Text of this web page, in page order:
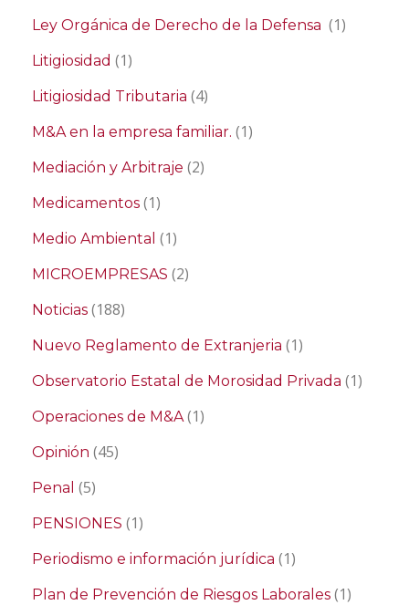
Ley Orgánica de Derecho de la Defensa (1)
Litigiosidad (1)
Litigiosidad Tributaria (4)
M&A en la empresa familiar. (1)
Mediación y Arbitraje (2)
Medicamentos (1)
Medio Ambiental (1)
MICROEMPRESAS (2)
Noticias (188)
Nuevo Reglamento de Extranjeria (1)
Observatorio Estatal de Morosidad Privada (1)
Operaciones de M&A(1)
Opinión (45)
Penal (5)
PENSIONES (1)
Periodismo e información jurídica (1)
Plan de Prevención de Riesgos Laborales (1)